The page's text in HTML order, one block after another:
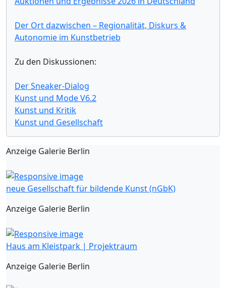
Der Ort dazwischen – Regionalität, Diskurs &
Autonomie im Kunstbetrieb
Zu den Diskussionen:
Der Sneaker-Dialog
Kunst und Mode V6.2
Kunst und Kritik
Kunst und Gesellschaft
Anzeige Galerie Berlin
neue Gesellschaft für bildende Kunst (nGbK)
Anzeige Galerie Berlin
Haus am Kleistpark | Projektraum
Anzeige Galerie Berlin